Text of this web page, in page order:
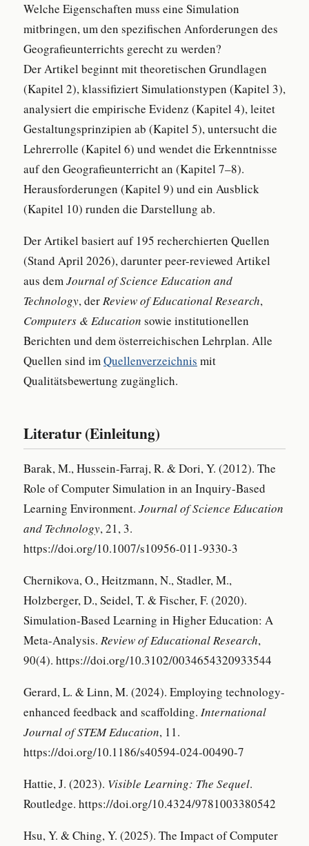
Welche Eigenschaften muss eine Simulation
mitbringen, um den spezifischen Anforderungen des
Geografieunterrichts gerecht zu werden?
Der Artikel beginnt mit theoretischen Grundlagen
(Kapitel 2), klassifiziert Simulationstypen (Kapitel 3),
analysiert die empirische Evidenz (Kapitel 4), leitet
Gestaltungsprinzipien ab (Kapitel 5), untersucht die
Lehrerrolle (Kapitel 6) und wendet die Erkenntnisse
auf den Geografieunterricht an (Kapitel 7–8).
Herausforderungen (Kapitel 9) und ein Ausblick
(Kapitel 10) runden die Darstellung ab.
Der Artikel basiert auf 195 recherchierten Quellen
(Stand April 2026), darunter peer-reviewed Artikel
aus demJournal of Science Education and
Technology, derReview of Educational Research,
Computers & Education sowie institutionellen
Berichten und dem österreichischen Lehrplan. Alle
Quellen sind imQuellenverzeichnis mit
Qualitätsbewertung zugänglich.
Literatur (Einleitung)
Barak, M., Hussein-Farraj, R. & Dori, Y. (2012). The
Role of Computer Simulation in an Inquiry-Based
Learning Environment. Journal of Science Education
and Technology, 21, 3.
https://doi.org/10.1007/s10956-011-9330-3
Chernikova, O., Heitzmann, N., Stadler, M.,
Holzberger, D., Seidel, T. & Fischer, F. (2020).
Simulation-Based Learning in Higher Education: A
Meta-Analysis. Review of Educational Research,
90(4). https://doi.org/10.3102/0034654320933544
Gerard, L. & Linn, M. (2024). Employing technology-
enhanced feedback and scaffolding. International
Journal of STEM Education, 11.
https://doi.org/10.1186/s40594-024-00490-7
Hattie, J. (2023). Visible Learning: The Sequel.
Routledge. https://doi.org/10.4324/9781003380542
Hsu, Y. & Ching, Y. (2025). The Impact of Computer